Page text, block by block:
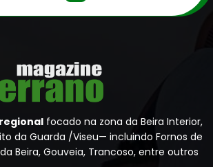
focado na zona da Beira Interior,
da Guarda /Viseu— incluindo Fornos de
Beira, Gouveia, Trancoso, entre outros